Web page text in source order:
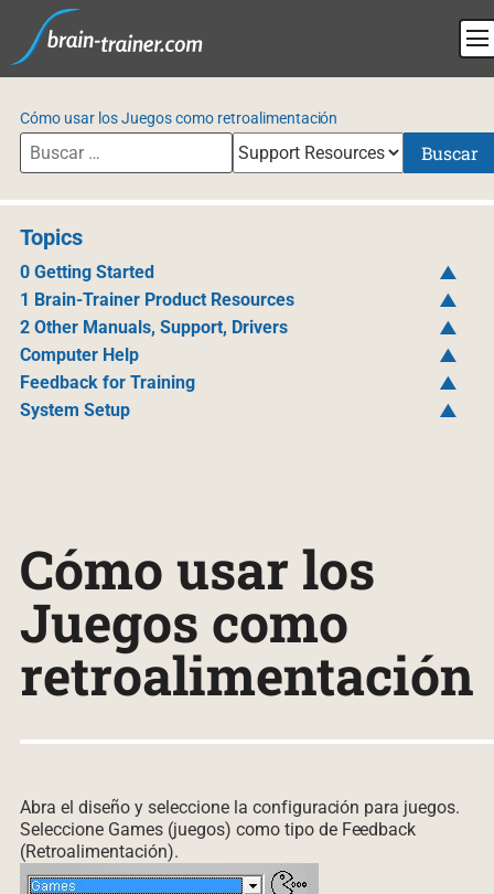
Cómo usar los Juegos como retroalimentación
Buscar
Topics
0 Getting Started
1 Brain-Trainer Product Resources
2 Other Manuals, Support, Drivers
Computer Help
Feedback for Training
System Setup
Cómo usar los
Juegos como
retroalimentación
Abra el diseño y seleccione la configuración para juegos.
Seleccione Games (juegos) como tipo de Feedback
(Retroalimentación).